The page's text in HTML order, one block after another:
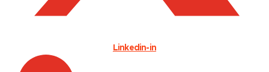
Linkedin-in